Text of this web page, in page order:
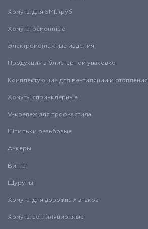
Хомуты для SML труб
Хомуты ремонтные
Электромонтажные изделия
Продукция в блистерной упаковке
Комплектующие для вентиляции и отопления
Хомуты спринклерные
V-крепеж для профнастила
Шпильки резьбовые
Анкеры
Винты
Шурупы
Хомуты для дорожных знаков
Хомуты вентиляционные